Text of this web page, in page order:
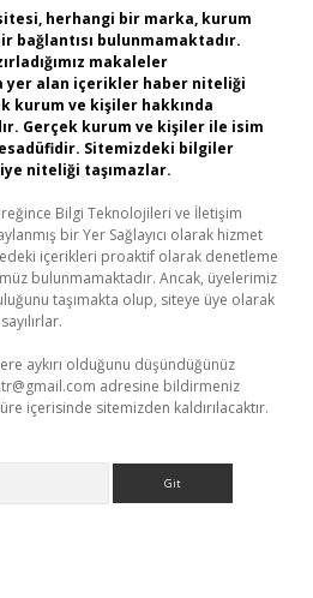
herhangi bir marka, kurum
bağlantısı bulunmamaktadır.
makaleler
yer alan içerikler haber niteliği
kurum ve kişiler hakkında
Gerçek kurum ve kişiler ile isim
Sitemizdeki bilgiler
niteliği taşımazlar.
Bilgi Teknolojileri ve İletişim
bir Yer Sağlayıcı olarak hizmet
içerikleri proaktif olarak denetleme
bulunmamaktadır. Ancak, üyelerimiz
taşımakta olup, siteye üye olarak
aykırı olduğunu düşündüğünüz
adresine bildirmeniz
içerisinde sitemizden kaldırılacaktır.